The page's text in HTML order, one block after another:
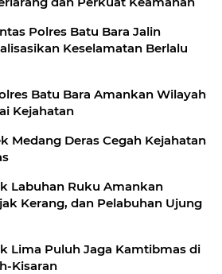
Polres Batu Bara Jalin
Keselamatan Berlalu
Batu Bara Amankan Wilayah
Kejahatan
Medang Deras Cegah Kejahatan
Labuhan Ruku Amankan
Kerang, dan Pelabuhan Ujung
Lima Puluh Jaga Kamtibmas di
Kisaran